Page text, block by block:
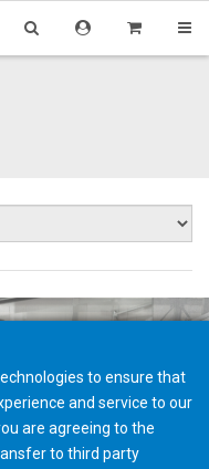
to ensure that
and service to our
are agreeing to the
to third party